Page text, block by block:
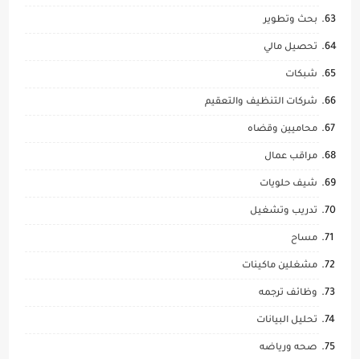
بحث وتطوير
تحصيل مالي
شبكات
شركات التنظيف والتعقيم
محاميين وقضاه
مراقب عمال
شيف حلويات
تدريب وتشغيل
مساح
مشغلين ماكينات
وظائف ترجمه
تحليل البيانات
صحه ورياضه